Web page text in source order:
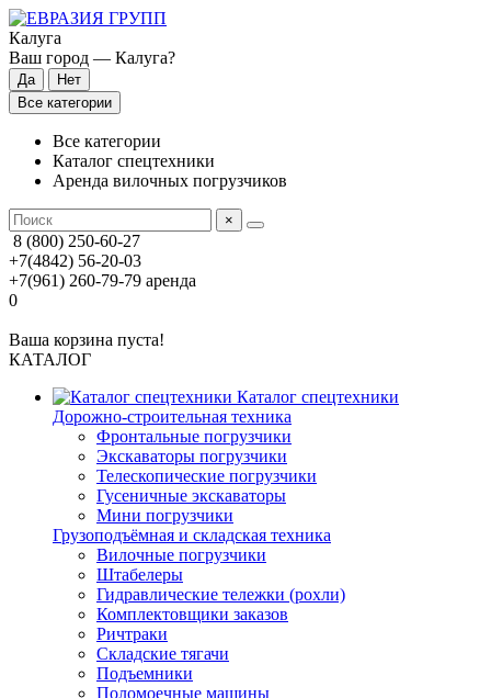
Калуга
Ваш город — Калуга?
Все категории
Все категории
Каталог спецтехники
Аренда вилочных погрузчиков
×
8 (800) 250-60-27
+7(4842) 56-20-03
+7(961) 260-79-79 аренда
0
Ваша корзина пуста!
КАТАЛОГ
Каталог спецтехники
Дорожно-строительная техника
Фронтальные погрузчики
Экскаваторы погрузчики
Телескопические погрузчики
Гусеничные экскаваторы
Мини погрузчики
Грузоподъёмная и складская техника
Вилочные погрузчики
Штабелеры
Гидравлические тележки (рохли)
Комплектовщики заказов
Ричтраки
Складские тягачи
Подъемники
Поломоечные машины